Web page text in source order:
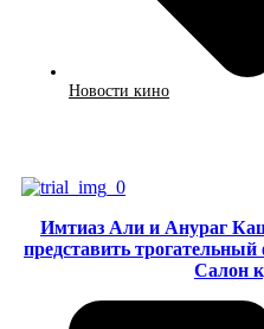
Новости кино
Имтиаз Али и Анураг
представить
Салон